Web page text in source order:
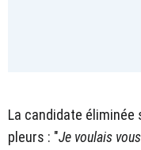
La candidate éliminée
pleurs : "Je voulais